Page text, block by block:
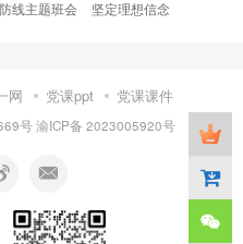
线主题班会
坚定理想信念
网 党课ppt 党课课件
号渝ICP备 2023005920号